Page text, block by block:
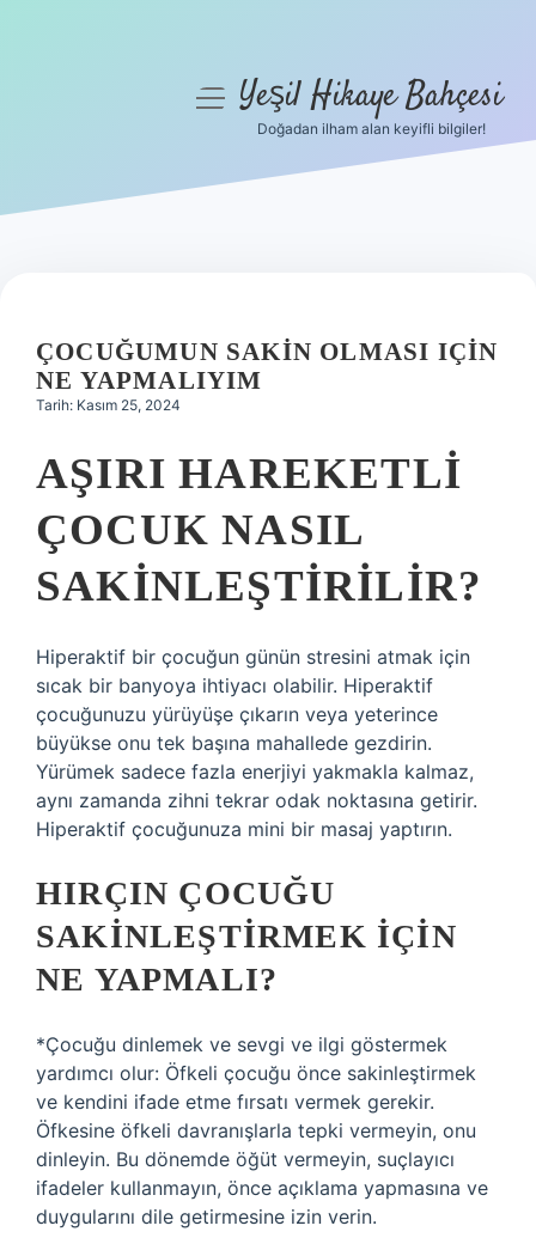
Hakkımızda
menüyüYeşil Hikaye Bahçesi
Doğadan ilham alan keyifli bilgiler!
ÇOCUĞUMUN SAKIN OLMASI IÇIN
NE YAPMALIYIM
Tarih: Kasım 25, 2024
AŞIRI HAREKETLI
ÇOCUK NASIL
SAKINLEŞTIRILIR?
Hiperaktif bir çocuğun günün stresini atmak için
sıcak bir banyoya ihtiyacı olabilir. Hiperaktif
çocuğunuzu yürüyüşe çıkarın veya yeterince
büyükse onu tek başına mahallede gezdirin.
Yürümek sadece fazla enerjiyi yakmakla kalmaz,
aynı zamanda zihni tekrar odak noktasına getirir.
Hiperaktif çocuğunuza mini bir masaj yaptırın.
HIRÇIN ÇOCUĞU
SAKINLEŞTIRMEK IÇIN
NE YAPMALI?
*Çocuğu dinlemek ve sevgi ve ilgi göstermek
yardımcı olur: Öfkeli çocuğu önce sakinleştirmek
ve kendini ifade etme fırsatı vermek gerekir.
Öfkesine öfkeli davranışlarla tepki vermeyin, onu
dinleyin. Bu dönemde öğüt vermeyin, suçlayıcı
ifadeler kullanmayın, önce açıklama yapmasına ve
duygularını dile getirmesine izin verin.